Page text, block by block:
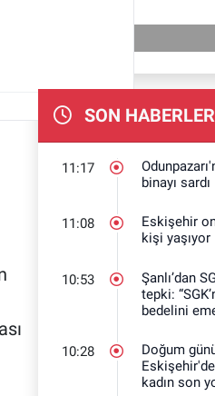
SON HABERLER
11:17
binayı sardı
11:08
Eskişehir
kişi yaşıyor
10:53
Şanlı’dan
tepki:
bedelini
10:28
Doğum
kadın son